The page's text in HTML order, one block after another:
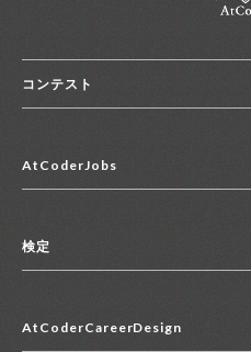
コンテスト
コンテスト一覧
便利リンク集
AtCoderJobs
2027年新卒採用求人一覧
中途採用求人一覧
検定
マイページ
AtCoderCareerDesign